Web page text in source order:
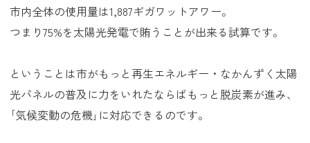
市内全体の使用量は1,887ギガワットアワー。
つまり75%を太陽光発電で賄うことが出来る試算です。
ということは市がもっと再生エネルギー・なかんずく太陽
光パネルの普及に力をいれたならばもっと脱炭素が進み、
｢気候変動の危機｣に対応できるのです。